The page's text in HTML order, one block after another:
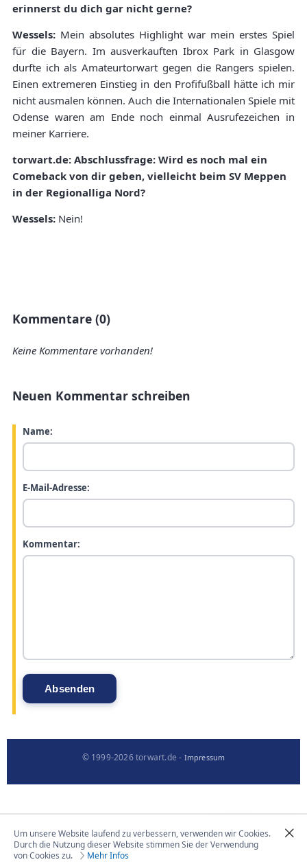
erinnerst du dich gar nicht gerne?
Wessels: Mein absolutes Highlight war mein erstes Spiel
für die Bayern. Im ausverkauften Ibrox Park in Glasgow
durfte ich als Amateurtorwart gegen die Rangers spielen.
Einen extremeren Einstieg in den Profifußball hätte ich mir
nicht ausmalen können. Auch die Internationalen Spiele mit
Odense waren am Ende noch einmal Ausrufezeichen in
meiner Karriere.
torwart.de: Abschlussfrage: Wird es noch mal ein
Comeback von dir geben, vielleicht beim SV Meppen
in der Regionalliga Nord?
Wessels: Nein!
Kommentare (0)
Keine Kommentare vorhanden!
Neuen Kommentar schreiben
Name:
E-Mail-Adresse:
Kommentar:
© 1999-2026 torwart.de - Impressum
Um unsere Website laufend zu verbessern, verwenden wir Cookies.
Durch die Nutzung dieser Website stimmen Sie der Verwendung
von Cookies zu.
Mehr Infos